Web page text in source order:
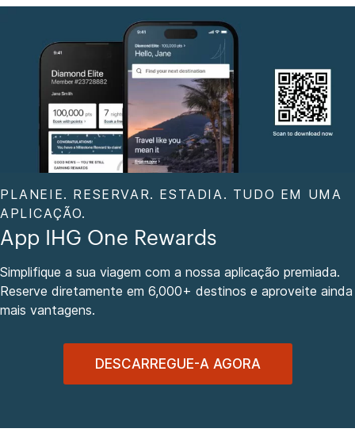
PLANEIE. RESERVAR. ESTADIA. TUDO EM UMA
APLICAÇÃO.
App IHG One Rewards
Simplifique a sua viagem com a nossa aplicação premiada.
Reserve diretamente em 6,000+ destinos e aproveite ainda
mais vantagens.
DESCARREGUE-A AGORA